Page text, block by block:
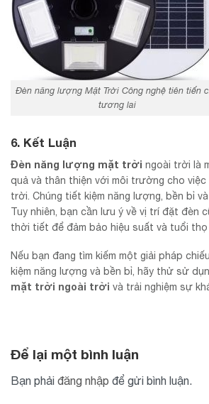
Đèn năng lượng Mặt Trời Công nghệ tiên tiến
tương lai
6. Kết Luận
Đèn năng lượng mặt trời ngoài trời là
quả và thân thiện với môi trường cho việc
trời. Chúng tiết kiệm năng lượng, bền bỉ
Tuy nhiên, bạn cần lưu ý về vị trí đặt đèn
thời tiết để đảm bảo hiệu suất và tuổi thọ
Nếu bạn đang tìm kiếm một giải pháp
kiệm năng lượng và bền bỉ, hãy thử sử
mặt trời ngoài trời và trải nghiệm sự
Để lại một bình luận
Bạn phải đăng nhập để gửi bình luận.